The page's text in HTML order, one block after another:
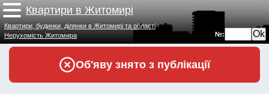
Квартири в Житомирі
№:
Квартири, будинки, ділянки в Житомирі та області
Нерухомість Житомира
Об'яву знято з публікації